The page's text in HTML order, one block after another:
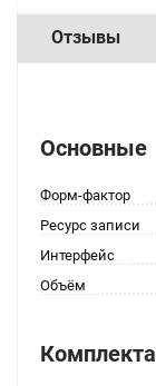
Отзывы
Основные
Форм-фактор
Ресурс записи
Интерфейс
Объём